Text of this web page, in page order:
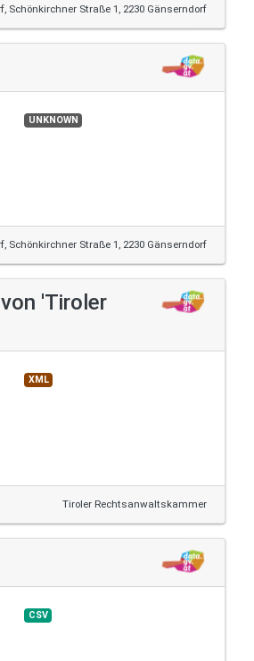
Straße 1, 2230 Gänserndorf
UNKNOWN
Straße 1, 2230 Gänserndorf
'Tiroler
XML
Tiroler Rechtsanwaltskammer
CSV